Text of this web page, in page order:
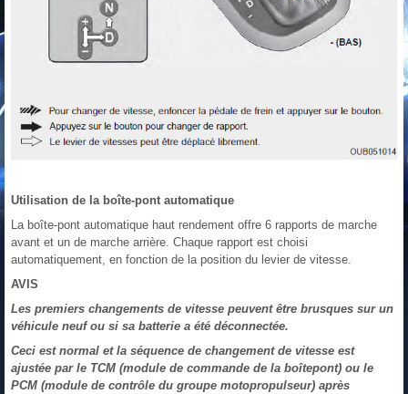
Utilisation de la boîte-pont automatique
La boîte-pont automatique haut rendement offre 6 rapports de marche
avant et un de marche arrière. Chaque rapport est choisi
automatiquement, en fonction de la position du levier de vitesse.
AVIS
Les premiers changements de vitesse peuvent être brusques sur un
véhicule neuf ou si sa batterie a été déconnectée.
Ceci est normal et la séquence de changement de vitesse est
ajustée par le TCM (module de commande de la boîtepont) ou le
PCM (module de contrôle du groupe motopropulseur) après